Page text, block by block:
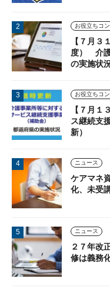
【７月３
度） 介
の実施状
【７月１
ス継続支
新）
ニュース
ケアマネ
化、未受
ニュース
２７年改
修は義務